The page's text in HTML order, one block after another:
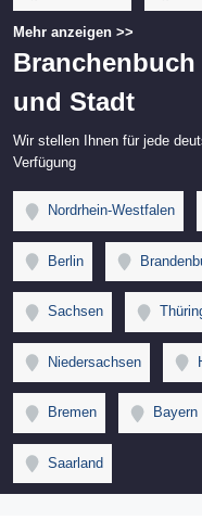
Mehr anzeigen >>
und Stadt
Wir stellen Ihnen für jede
Verfügung
Nordrhein-Westfalen
Berlin
Sachsen
Niedersachsen
Bremen Bayern
Saarland